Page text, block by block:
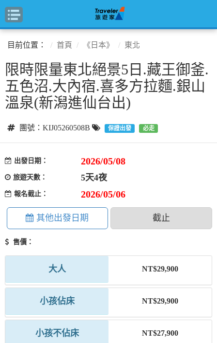
目前位置： 首頁 《日本》 東北
限時限量東北絕景5日.藏王御釜.
五色沼.大內宿.喜多方拉麵.銀山
溫泉(新潟進仙台出)
團號：KIJ05260508B 保證出發 必走
出發日期： 2026/05/08
旅遊天數： 5天4夜
報名截止： 2026/05/06
其他出發日期 截止
售價：
大人 NT$29,900
小孩佔床 NT$29,900
小孩不佔床 NT$27,900